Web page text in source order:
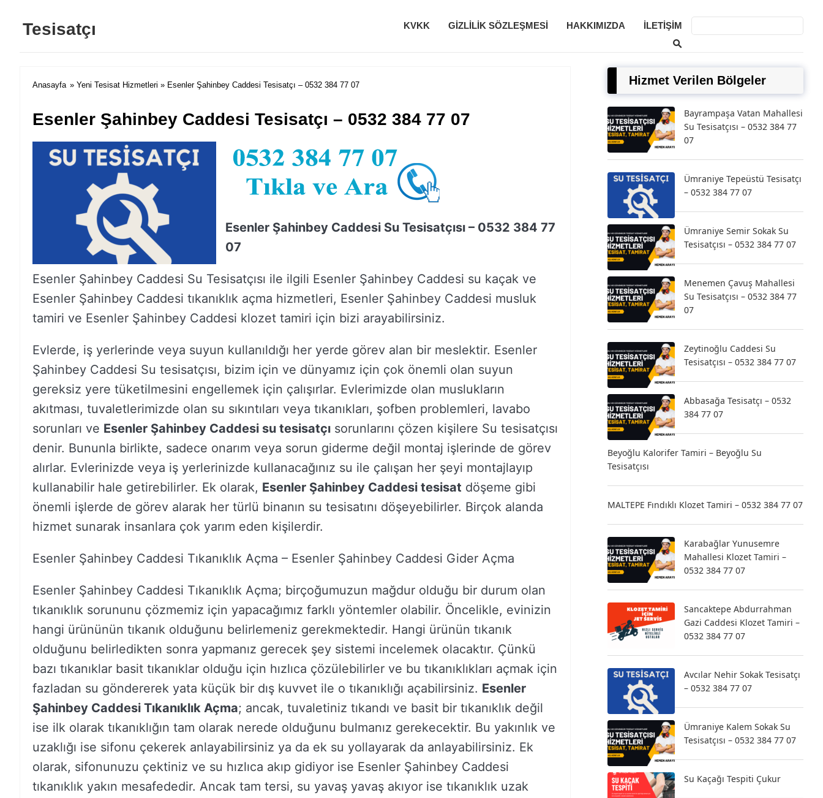
Tesisatçı KVKK GIZLILIK SÖZLEŞMESI HAKKIMIZDA İLETIŞIM
Anasayfa » Yeni Tesisat Hizmetleri » Esenler Şahinbey Caddesi Tesisatçı – 0532 384 77 07
Esenler Şahinbey Caddesi Tesisatçı – 0532 384 77 07
Esenler Şahinbey Caddesi Su Tesisatçısı – 0532 384 77
07
Esenler Şahinbey Caddesi Su Tesisatçısı ile ilgili Esenler Şahinbey Caddesi su kaçak ve
Esenler Şahinbey Caddesi tıkanıklık açma hizmetleri, Esenler Şahinbey Caddesi musluk
tamiri ve Esenler Şahinbey Caddesi klozet tamiri için bizi arayabilirsiniz.
Evlerde, iş yerlerinde veya suyun kullanıldığı her yerde görev alan bir meslektir. Esenler
Şahinbey Caddesi Su tesisatçısı, bizim için ve dünyamız için çok önemli olan suyun
gereksiz yere tüketilmesini engellemek için çalışırlar. Evlerimizde olan muslukların
akıtması, tuvaletlerimizde olan su sıkıntıları veya tıkanıkları, şofben problemleri, lavabo
sorunları ve Esenler Şahinbey Caddesi su tesisatçı sorunlarını çözen kişilere Su tesisatçısı
denir. Bununla birlikte, sadece onarım veya sorun giderme değil montaj işlerinde de görev
alırlar. Evlerinizde veya iş yerlerinizde kullanacağınız su ile çalışan her şeyi montajlayıp
kullanabilir hale getirebilirler. Ek olarak, Esenler Şahinbey Caddesi tesisat döşeme gibi
önemli işlerde de görev alarak her türlü binanın su tesisatını döşeyebilirler. Birçok alanda
hizmet sunarak insanlara çok yarım eden kişilerdir.
Esenler Şahinbey Caddesi Tıkanıklık Açma – Esenler Şahinbey Caddesi Gider Açma
Esenler Şahinbey Caddesi Tıkanıklık Açma; birçoğumuzun mağdur olduğu bir durum olan
tıkanıklık sorununu çözmemiz için yapacağımız farklı yöntemler olabilir. Öncelikle, evinizin
hangi ürününün tıkanık olduğunu belirlemeniz gerekmektedir. Hangi ürünün tıkanık
olduğunu belirledikten sonra yapmanız gerecek şey sistemi incelemek olacaktır. Çünkü
bazı tıkanıklar basit tıkanıklar olduğu için hızlıca çözülebilirler ve bu tıkanıklıkları açmak için
fazladan su göndererek yata küçük bir dış kuvvet ile o tıkanıklığı açabilirsiniz. Esenler
Şahinbey Caddesi Tıkanıklık Açma; ancak, tuvaletiniz tıkandı ve basit bir tıkanıklık değil
ise ilk olarak tıkanıklığın tam olarak nerede olduğunu bulmanız gerekecektir. Bu yakınlık ve
uzaklığı ise sifonu çekerek anlayabilirsiniz ya da ek su yollayarak da anlayabilirsiniz. Ek
olarak, sifonunuzu çektiniz ve su hızlıca akıp gidiyor ise Esenler Şahinbey Caddesi
tıkanıklık yakın mesafededir. Ancak tam tersi, su yavaş yavaş akıyor ise tıkanıklık uzak
Hizmet Verilen Bölgeler
Bayrampaşa Vatan Mahallesi
Su Tesisatçısı – 0532 384 77
07
Ümraniye Tepeüstü Tesisatçı
– 0532 384 77 07
Ümraniye Semir Sokak Su
Tesisatçısı – 0532 384 77 07
Menemen Çavuş Mahallesi
Su Tesisatçısı – 0532 384 77
07
Zeytinoğlu Caddesi Su
Tesisatçısı – 0532 384 77 07
Abbasağa Tesisatçı – 0532
384 77 07
Beyoğlu Kalorifer Tamiri – Beyoğlu Su
Tesisatçısı
MALTEPE Fındıklı Klozet Tamiri – 0532 384 77 07
Karabağlar Yunusemre
Mahallesi Klozet Tamiri –
0532 384 77 07
Sancaktepe Abdurrahman
Gazi Caddesi Klozet Tamiri –
0532 384 77 07
Avcılar Nehir Sokak Tesisatçı
– 0532 384 77 07
Ümraniye Kalem Sokak Su
Tesisatçısı – 0532 384 77 07
Su Kaçağı Tespiti Çukur